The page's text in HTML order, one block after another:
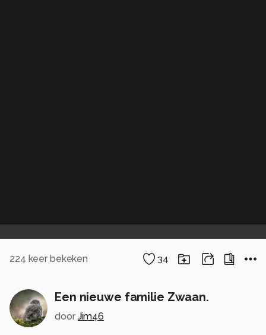
224 keer bekeken 34
Een nieuwe familie Zwaan.
door Jim46